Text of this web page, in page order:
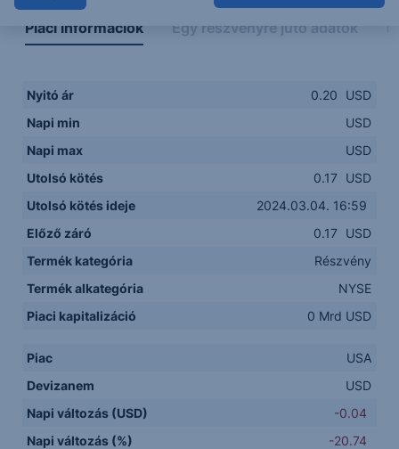
Piaci információk Egy részvényre jutó adatok
Nyitó ár 0.20
USD
Napi min
USD
Napi max
USD
Utolsó kötés
0.17
USD
Utolsó kötés ideje
2024.03.04. 16:59
Előző záró
0.17
USD
Termék kategória
Részvény
Termék alkategória
NYSE
Piaci kapitalizáció
0 Mrd USD
Piac
USA
Devizanem
USD
Napi változás (USD)
-0.04
Napi változás (%)
-20.74